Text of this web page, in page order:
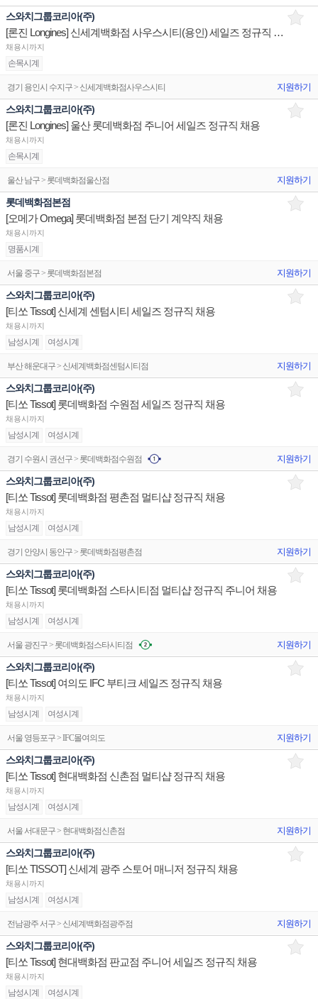
스와치그룹코리아(주)
[론진 Longines] 신세계백화점 사우스시티(용인) 세일즈 정규직 채용
채용시까지
손목시계
경기 용인시 수지구 > 신세계백화점사우스시티 지원하기
스와치그룹코리아(주)
[론진 Longines] 울산 롯데백화점 주니어 세일즈 정규직 채용
채용시까지
손목시계
울산 남구 > 롯데백화점울산점 지원하기
롯데백화점본점
[오메가 Omega] 롯데백화점 본점 단기 계약직 채용
채용시까지
명품시계
서울 중구 > 롯데백화점본점 지원하기
스와치그룹코리아(주)
[티쏘 Tissot] 신세계 센텀시티 세일즈 정규직 채용
채용시까지
남성시계 여성시계
부산 해운대구 > 신세계백화점센텀시티점 지원하기
스와치그룹코리아(주)
[티쏘 Tissot] 롯데백화점 수원점 세일즈 정규직 채용
채용시까지
남성시계 여성시계
경기 수원시 권선구 > 롯데백화점수원점 지원하기
스와치그룹코리아(주)
[티쏘 Tissot] 롯데백화점 평촌점 멀티샵 정규직 채용
채용시까지
남성시계 여성시계
경기 안양시 동안구 > 롯데백화점평촌점 지원하기
스와치그룹코리아(주)
[티쏘 Tissot] 롯데백화점 스타시티점 멀티샵 정규직 주니어 채용
채용시까지
남성시계 여성시계
서울 광진구 > 롯데백화점스타시티점 지원하기
스와치그룹코리아(주)
[티쏘 Tissot] 여의도 IFC 부티크 세일즈 정규직 채용
채용시까지
남성시계 여성시계
서울 영등포구 > IFC몰여의도 지원하기
스와치그룹코리아(주)
[티쏘 Tissot] 현대백화점 신촌점 멀티샵 정규직 채용
채용시까지
남성시계 여성시계
서울 서대문구 > 현대백화점신촌점 지원하기
스와치그룹코리아(주)
[티쏘 TISSOT] 신세계 광주 스토어 매니저 정규직 채용
채용시까지
남성시계 여성시계
전남광주 서구 > 신세계백화점광주점 지원하기
스와치그룹코리아(주)
[티쏘 Tissot] 현대백화점 판교점 주니어 세일즈 정규직 채용
채용시까지
남성시계 여성시계